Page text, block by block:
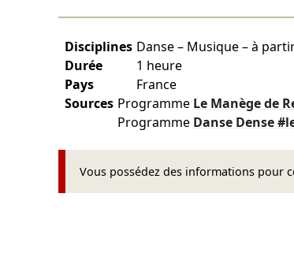
Disciplines Danse – Musique – à
Durée
1 heure
Pays
France
Sources Programme Le Manège de
Programme Danse Dense
Vous possédez des informations pour